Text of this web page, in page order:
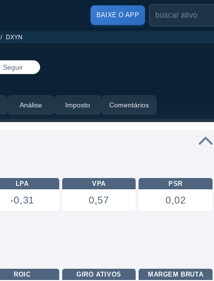
BAIXE O APP
DXYN
Seguir
Análise Imposto Comentários
LPA
-0,31
VPA
0,57
PSR
0,02
ROIC GIRO ATIVOS MARGEM BRUTA